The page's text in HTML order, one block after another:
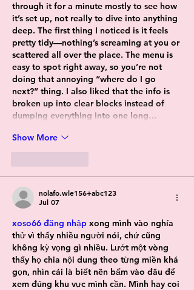
through it for a minute mostly to see how
it’s set up, not really to dive into anything
deep. The first thing I noticed is it feels
pretty tidy—nothing’s screaming at you or
scattered all over the place. The menu is
easy to spot right away, so you’re not
doing that annoying “where do I go
next?” thing. I also liked that the info is
broken up into clear blocks instead of
dumping everything into one long…
Show More
nolafo.wle156+abc123
Jul 07
xoso66 đăng nhập xong mình vào nghía
thử vì thấy nhiều người nói, chứ cũng
không kỳ vọng gì nhiều. Lướt một vòng
thấy họ chia nội dung theo từng miền khá
gọn, nhìn cái là biết nên bấm vào đâu để
xem đúng khu vực mình cần. Mình hay coi